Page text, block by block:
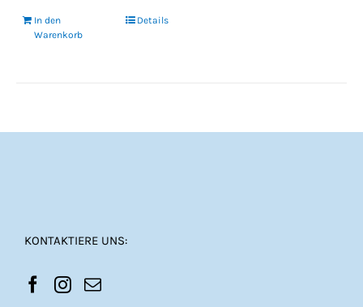
In den
Warenkorb
Details
KONTAKTIERE UNS: